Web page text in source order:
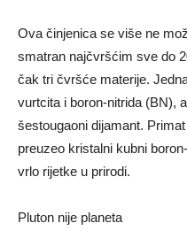
Ova činjenica se više ne
smatran najčvršćim sve do
čak tri čvršće materije.
vurtcita i boron-nitrida (BN),
šestougaoni dijamant.
preuzeo kristalni kubni
vrlo rijetke u prirodi.
Pluton nije planeta